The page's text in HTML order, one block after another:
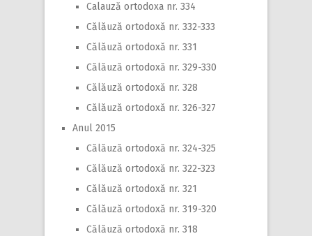
Calauză ortodoxa nr. 334
Călăuză ortodoxă nr. 332-333
Călăuză ortodoxă nr. 331
Călăuză ortodoxă nr. 329-330
Călăuză ortodoxă nr. 328
Călăuză ortodoxă nr. 326-327
Anul 2015
Călăuză ortodoxă nr. 324-325
Călăuză ortodoxă nr. 322-323
Călăuză ortodoxă nr. 321
Călăuză ortodoxă nr. 319-320
Călăuză ortodoxă nr. 318